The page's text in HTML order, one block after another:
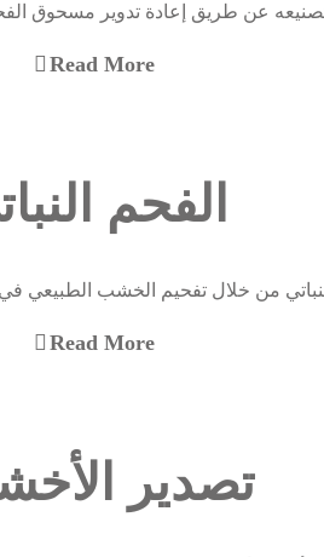
عن طريق إعادة تدوير مسحوق
Read More
الفحم
النباتي من خلال تفحيم الخشب الطبيعي
Read More
تصدير